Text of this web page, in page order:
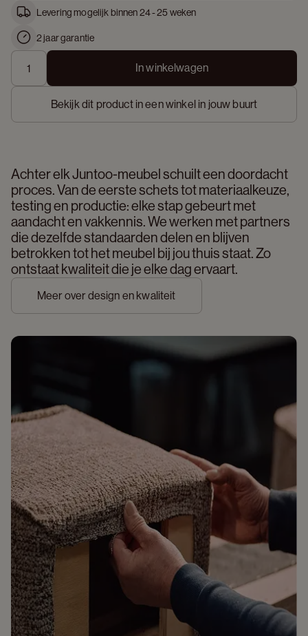
Levering mogelijk binnen 24 - 25 weken
2 jaar garantie
In winkelwagen
Bekijk dit product in een winkel in jouw buurt
Achter elk Juntoo-meubel schuilt een doordacht
proces. Van de eerste schets tot materiaalkeuze,
testing en productie: elke stap gebeurt met
aandacht en vakkennis. We werken met partners
die dezelfde standaarden delen en blijven
betrokken tot het meubel bij jou thuis staat. Zo
ontstaat kwaliteit die je elke dag ervaart.
Meer over design en kwaliteit